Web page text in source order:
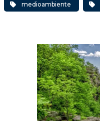
medioambiente